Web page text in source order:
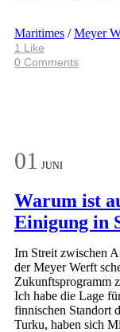
Maritimes /Meyer
1 Like
0 Comments
01 JUNI
Warum ist
Einigung in
Im Streit zwischen
der Meyer Werft
Zukunftsprogramm
Ich habe die Lage
finnischen Standort
Turku, haben sich